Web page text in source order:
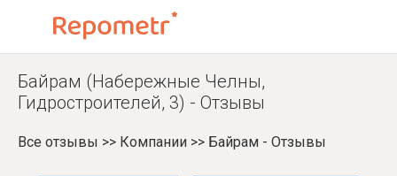
Байрам (Набережные Челны,
Гидростроителей, 3) - Отзывы
Все отзывы >> Компании >> Байрам - Отзывы